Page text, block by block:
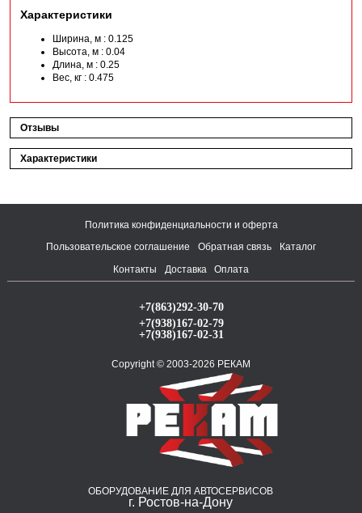
Характеристики
Ширина, м : 0.125
Высота, м : 0.04
Длина, м : 0.25
Вес, кг : 0.475
Отзывы
Характеристики
Политика конфиденциальности и оферта
Пользовательское соглашение
Обратная связь
Каталог
Контакты
Доставка Оплата
+7(863)292-30-70
+7(938)167-02-79
+7(938)167-02-31
Copyright © 2003-2026 РЕКАМ
ОБОРУДОВАНИЕ ДЛЯ АВТОСЕРВИСОВ
г. Ростов-на-Дону